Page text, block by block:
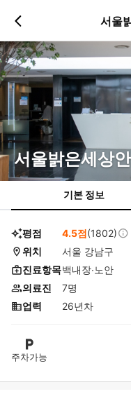
서울
서울밝은세상
기본 정보
평점 4.5점(1802)
위치
서울 강남구
진료항목백내장∙노안
의료진
7명
업력
26년차
주차가능